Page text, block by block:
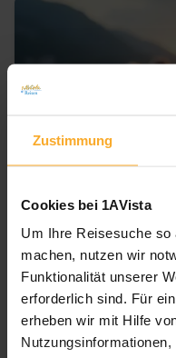
Zustimmung
Cookies bei 1AVista
Um Ihre Reisesuche
machen, nutzen wir
Funktionalität unserer
erforderlich sind. Für
erheben wir mit Hilfe
4.4 / 5
Adventsreise
Donau
5 Nächte· 1AVista ALL